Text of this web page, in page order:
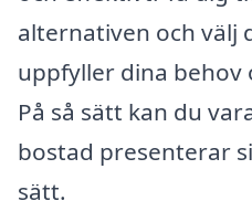
alternativen och välj
uppfyller dina behov
På så sätt kan du
bostad presenterar
sätt.